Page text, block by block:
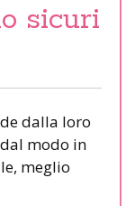
sicuri
dalla loro
modo in
meglio